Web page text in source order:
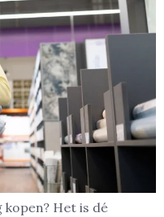
kopen? Het is dé